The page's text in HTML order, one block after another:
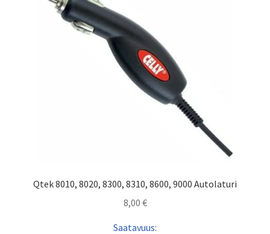
Qtek 8010, 8020, 8300, 8310, 8600, 9000 Autolaturi
8,00 €
Saatavuus: